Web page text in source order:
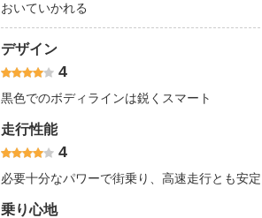
おいていかれる
デザイン
4
黒色でのボディラインは鋭くスマート
走行性能
4
必要十分なパワーで街乗り、高速走行とも安定
乗り心地